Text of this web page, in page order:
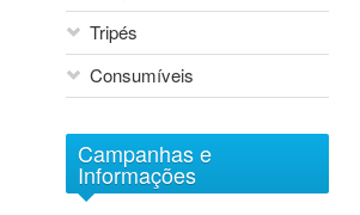
Cine Lenses
Tilt & Shift
Extensores
Objectivas EF-M
Grande Angular
Tripés
Consumíveis
Arquivo Digital Sony
DVD
Baterias
Campanhas e
Informações